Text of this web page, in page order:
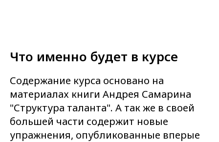
Что именно будет в курсе
Содержание курса основано на
материалах книги Андрея Самарина
"Структура таланта". А так же в своей
большей части содержит новые
упражнения, опубликованные вперые